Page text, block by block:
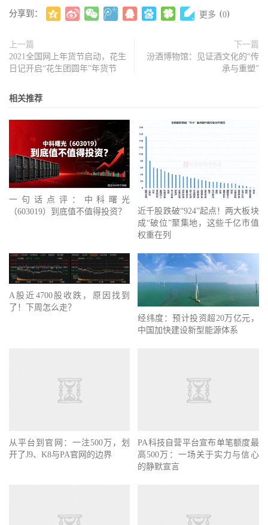
分享到： 更多 (0)
上一篇
2021全国网上年货节启动，花生
日记开启“花生团圆年”年货节
下一篇
汾酒博物馆：见证酒文化的“传
承与重塑”
相关推荐
一句话点评：中科曙光
（603019）到底值不值得投资？
近千股跌破“924”起点！两大板块
成“破位”聚集地，这些千亿市值
权重在列
A股近4700股收跌，原因找到
了！下周怎么走？
经纬度：预计投资超20万亿元，
中国加快建设新型能源体系
从平台到官网：一注500万，划
开了J9、K8与PA官网的边界
PA科技自营平台宣布单笔额度最
高500万：一场关于实力与信心
的静默宣言